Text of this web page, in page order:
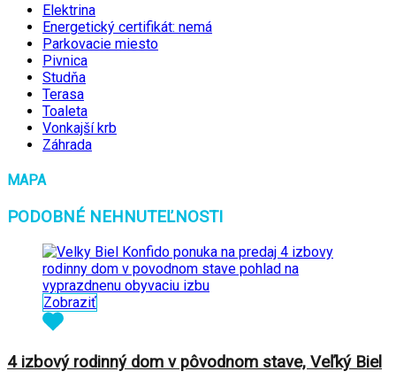
Elektrina
Energetický certifikát: nemá
Parkovacie miesto
Pivnica
Studňa
Terasa
Toaleta
Vonkajší krb
Záhrada
MAPA
PODOBNÉ NEHNUTEĽNOSTI
Zobraziť
4 izbový rodinný dom v pôvodnom stave, Veľký Biel